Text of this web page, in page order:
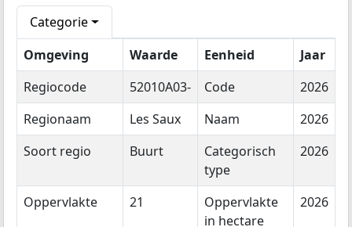
Categorie
Omgeving
Waarde Eenheid
Jaar
Regiocode
52010A03- Code
2026
Regionaam
Les Saux Naam
2026
Soort regio
Buurt
Categorisch
type
2026
Oppervlakte 21
Oppervlakte
in hectare
2026